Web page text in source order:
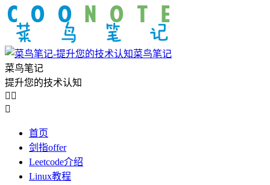
菜鸟笔记
菜鸟笔记
提升您的技术认知
 

首页
剑指offer
Leetcode介绍
Linux教程